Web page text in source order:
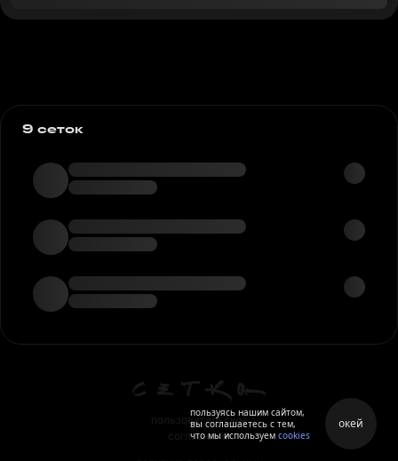
9 сеток
пользовательское
соглашение
пользуясь нашим сайтом,
вы соглашаетесь с тем,
что мы используем cookies
окей